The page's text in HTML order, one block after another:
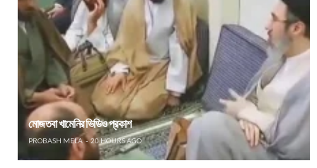
মোজতবা খামেনির ভিডিও প্রকাশ
PROBASH MELA 20 HOURS AGO